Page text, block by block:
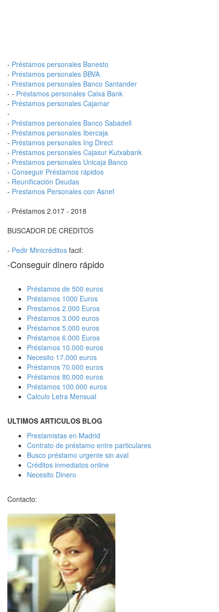
- Préstamos personales Banesto
- Préstamos personales BBVA
- Préstamos personales Banco Santander
- - Préstamos personales Caixa Bank
- Préstamos personales Cajamar
-
- Préstamos personales Banco Sabadell
- Préstamos personales Ibercaja
- Préstamos personales Ing Direct
- Préstamos personales Cajasur Kutxabank
- Préstamos personales Unicaja Banco
- Conseguir Préstamos rápidos
- Reunificación Deudas
- Prestamos Personales con Asnef
- Préstamos 2.017 - 2018
BUSCADOR DE CREDITOS
- Pedir Minicréditos facil:
-Conseguir dinero rápido
Préstamos de 500 euros
Préstamos 1000 Euros
Prestamos 2.000 Euros
Préstamos 3.000 euros
Préstamos 5.000 euros
Préstamos 6.000 Euros
Préstamos 10.000 euros
Necesito 17.000 euros
Préstamos 70.000 euros
Préstamos 80.000 euros
Préstamos 100.000 euros
Calculo Letra Mensual
ULTIMOS ARTICULOS BLOG
Prestamistas en Madrid
Contrato de préstamo entre particulares
Busco préstamo urgente sin aval
Créditos inmediatos online
Necesito Dinero
Contacto: